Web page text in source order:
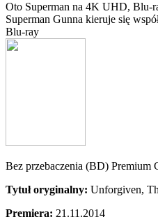
Oto Superman na 4K UHD, Blu-
Superman Gunna kieruje się
Blu-ray
Bez przebaczenia (BD) Premium
Tytuł oryginalny: Unforgiven,
Premiera: 21.11.2014